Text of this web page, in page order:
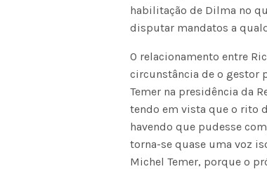
habilitação de Dilma no
disputar mandatos a
O relacionamento entre
circunstância de o gestor
Temer na presidência da
tendo em vista que o rito
havendo que pudesse
torna-se quase uma voz
Michel Temer, porque o